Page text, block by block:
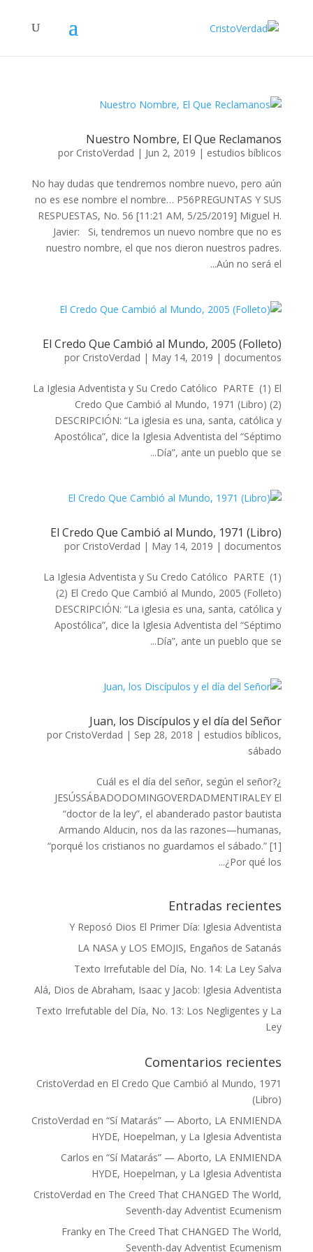
Nuestro Nombre, El Que Reclamanos
por CristoVerdad | Jun 2, 2019 | estudios bíblicos
No hay dudas que tendremos nombre nuevo, pero aún
no es ese nombre el nombre… P56PREGUNTAS Y SUS
RESPUESTAS, No. 56 [11:21 AM, 5/25/2019] Miguel H.
Javier: Si, tendremos un nuevo nombre que no es
nuestro nombre, el que nos dieron nuestros padres.
Aún no será el...
El Credo Que Cambió al Mundo, 2005 (Folleto)
por CristoVerdad | May 14, 2019 | documentos
La Iglesia Adventista y Su Credo Católico PARTE (1) El
Credo Que Cambió al Mundo, 1971 (Libro) (2)
DESCRIPCIÓN: “La iglesia es una, santa, católica y
Apostólica”, dice la Iglesia Adventista del “Séptimo
Día”, ante un pueblo que se...
El Credo Que Cambió al Mundo, 1971 (Libro)
por CristoVerdad | May 14, 2019 | documentos
La Iglesia Adventista y Su Credo Católico PARTE (1)
(2) El Credo Que Cambió al Mundo, 2005 (Folleto)
DESCRIPCIÓN: “La iglesia es una, santa, católica y
Apostólica”, dice la Iglesia Adventista del “Séptimo
Día”, ante un pueblo que se...
Juan, los Discípulos y el día del Señor
por CristoVerdad | Sep 28, 2018 | estudios bíblicos,
sábado
¿Cuál es el día del señor, según el señor?
JESÚSSÁBADODOMINGOVERDADMENTIRALEY El
“doctor de la ley”, el abanderado pastor bautista
Armando Alducin, nos da las razones—humanas,
“porqué los cristianos no guardamos el sábado.” [1]
¿Por qué los...
Entradas recientes
Y Reposó Dios El Primer Día: Iglesia Adventista
LA NASA y LOS EMOJIS, Engaños de Satanás
Texto Irrefutable del Día, No. 14: La Ley Salva
Alá, Dios de Abraham, Isaac y Jacob: Iglesia Adventista
Texto Irrefutable del Día, No. 13: Los Negligentes y La
Ley
Comentarios recientes
CristoVerdad en El Credo Que Cambió al Mundo, 1971
(Libro)
CristoVerdad en“Sí Matarás” — Aborto, LA ENMIENDA
HYDE, Hoepelman, y La Iglesia Adventista
Carlos en“Sí Matarás” — Aborto, LA ENMIENDA
HYDE, Hoepelman, y La Iglesia Adventista
CristoVerdad en The Creed That CHANGED The World,
Seventh-day Adventist Ecumenism
Franky en The Creed That CHANGED The World,
Seventh-day Adventist Ecumenism